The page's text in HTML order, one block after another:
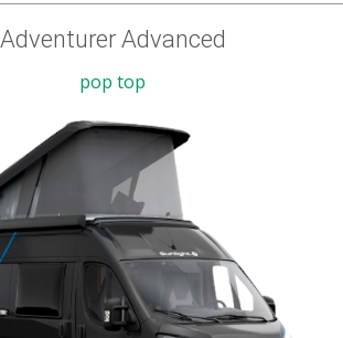
Adventurer Advanced
pop top